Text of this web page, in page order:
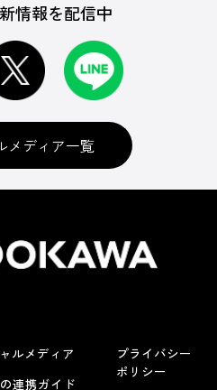
情報を配信中
メディア一覧
ルメディア
連携ガイド
プライバシー
ポリシー